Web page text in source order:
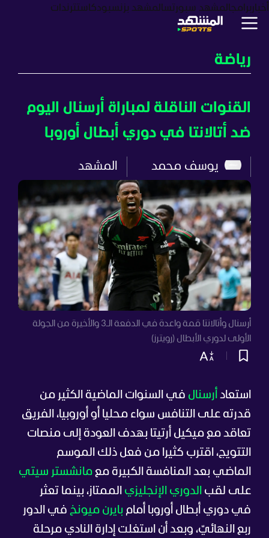
أخبار برامجالمشهد سبورتسالمشهد بزنسبودكاستترندات
رياضة
القنوات الناقلة لمباراة أرسنال اليوم
ضد أتالانتا في دوري أبطال أوروبا
يوسف محمد المشهد
أرسنال وأتالانتا قمة واعدة في الدفعة الـ3 والأخيرة من الجولة
الأولى لدوري الأبطال (رويترز)
استعاد أرسنال في السنوات الماضية الكثير من
قدرته على التنافس سواء محليا أو أوروبيا، الفريق
تعاقد مع ميكيل أرتيتا بهدف العودة إلى منصات
التتويج، اقترب كثيرا من فعل ذلك الموسم
الماضي بعد المنافسة الكبيرة مع مانشستر سيتي
على لقب الدوري الإنجليزي الممتاز، بينما تعثر
في دوري أبطال أوروبا أمام بايرن ميونخ في الدور
ربع النهائيّ، وبعد أن استغلت إدارة النادي مرحلة